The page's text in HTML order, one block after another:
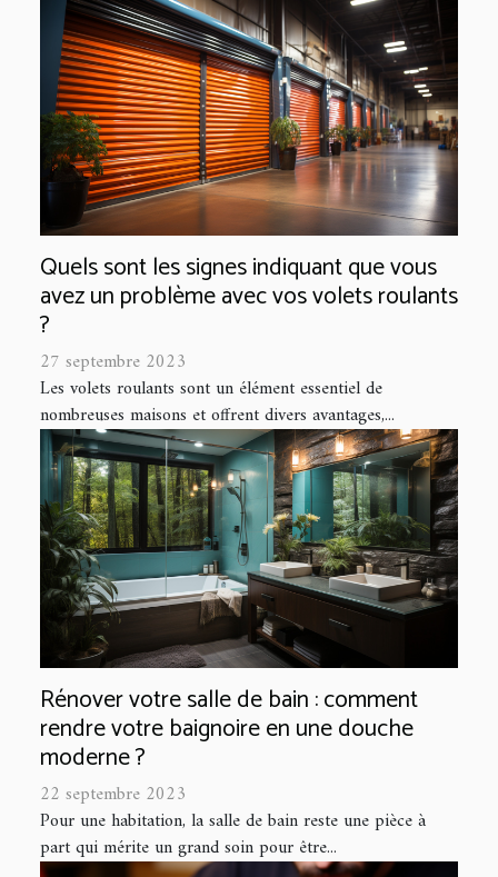
Quels sont les signes indiquant que vous
avez un problème avec vos volets roulants
?
27 septembre 2023
Les volets roulants sont un élément essentiel de
nombreuses maisons et offrent divers avantages,...
Rénover votre salle de bain : comment
rendre votre baignoire en une douche
moderne ?
22 septembre 2023
Pour une habitation, la salle de bain reste une pièce à
part qui mérite un grand soin pour être...